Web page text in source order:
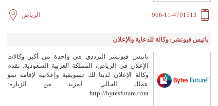
966-11-4701513 الرياض
باتیس فیوتشر: وكالة للدعاية والإعلان
باتیس فیوتشر الترددي هي واحدة من أكبر وكالات
الإعلان في الرياض، المملكة العربية السعودية. تقدم
وكالة الإعلان لدينا لك تسويقية وإعلانية لإقامة نمو
عملك الحالي. لمزيد من الزيارة:
http://bytesfuture.com